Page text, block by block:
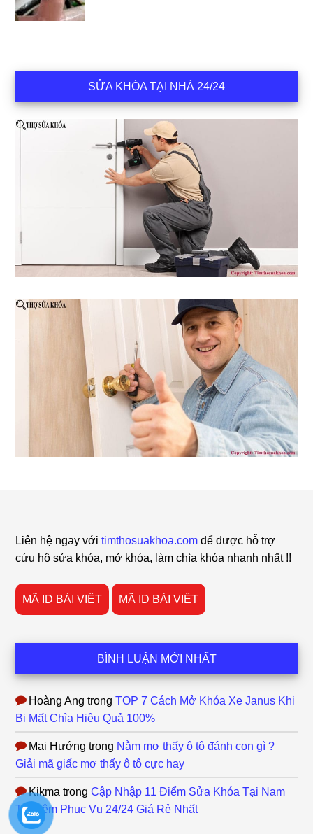
SỬA KHÓA TẠI NHÀ 24/24
Liên hệ ngay vớitimthosuakhoa.com để được hỗ trợ
cứu hộ sửa khóa, mở khóa, làm chìa khóa nhanh nhất !!
MÃ ID BÀI VIẾT MÃ ID BÀI VIẾT
BÌNH LUẬN MỚI NHẤT
Hoàng Ang trongTOP 7 Cách Mở Khóa Xe Janus Khi
Bị Mất Chìa Hiệu Quả 100%
Mai Hướng trong Nằm mơ thấy ô tô đánh con gì ?
Giải mã giấc mơ thấy ô tô cực hay
Kikma trongCập Nhập 11 Điểm Sửa Khóa Tại Nam
Từ Liêm Phục Vụ 24/24 Giá Rẻ Nhất